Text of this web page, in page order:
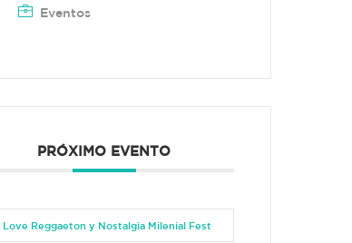
Eventos
PRÓXIMO EVENTO
Love Reggaeton y Nostalgia Milenial Fest